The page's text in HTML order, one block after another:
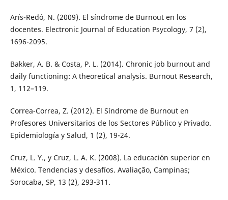
Arís-Redó, N. (2009). El síndrome de Burnout en los
docentes. Electronic Journal of Education Psycology, 7 (2),
1696-2095.
Bakker, A. B. & Costa, P. L. (2014). Chronic job burnout and
daily functioning: A theoretical analysis. Burnout Research,
1, 112–119.
Correa-Correa, Z. (2012). El Síndrome de Burnout en
Profesores Universitarios de los Sectores Público y Privado.
Epidemiología y Salud, 1 (2), 19-24.
Cruz, L. Y., y Cruz, L. A. K. (2008). La educación superior en
México. Tendencias y desafíos. Avaliação, Campinas;
Sorocaba, SP, 13 (2), 293-311.